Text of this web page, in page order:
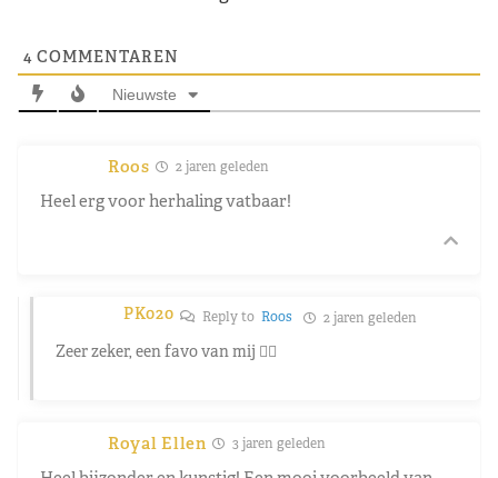
4 COMMENTAREN
Nieuwste
Roos 2 jaren geleden
Heel erg voor herhaling vatbaar!
PK020 Reply to Roos 2 jaren geleden
Zeer zeker, een favo van mij 👍🏼
Royal Ellen 3 jaren geleden